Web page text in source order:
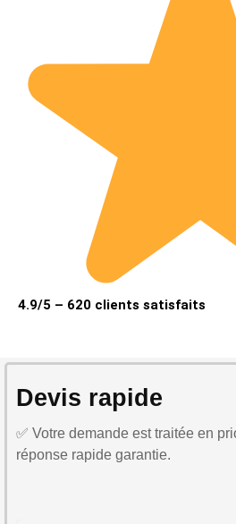
4.9/5 – 620 clients satisfaits
Devis rapide
✅ Votre demande est traitée en
réponse rapide garantie.